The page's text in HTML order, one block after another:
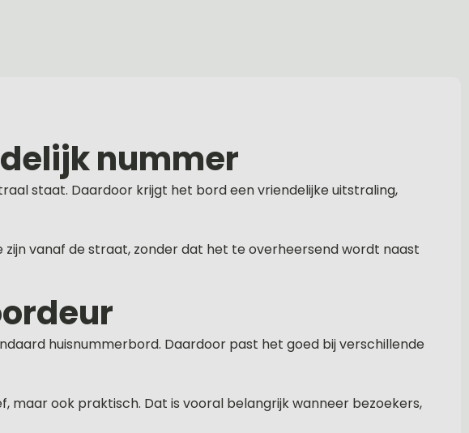
nummer
staat. Daardoor krijgt het bord een vriendelijke uitstraling,
vanaf de straat, zonder dat het te overheersend wordt naast
huisnummerbord. Daardoor past het goed bij verschillende
ook praktisch. Dat is vooral belangrijk wanneer bezoekers,